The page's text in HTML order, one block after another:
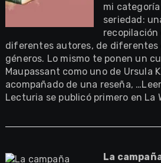
mi
seriedad:
diferentes autores, de diferentes
géneros. Lo mismo te ponen un
Maupassant como uno de Ursula
acompañado de una reseña,
Lecturia se publicó primero en La
La